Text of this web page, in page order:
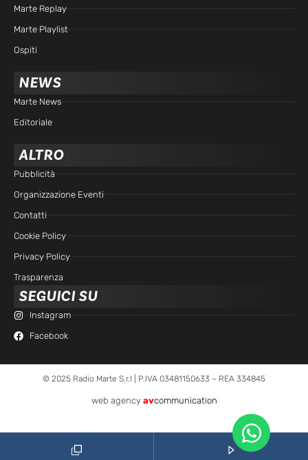
Marte Replay
Marte Playlist
Ospiti
NEWS
Marte News
Editoriale
ALTRO
Pubblicità
Organizzazione Eventi
Contatti
Cookie Policy
Privacy Policy
Trasparenza
SEGUICI SU
Instagram
Facebook
© 2025 Radio Marte S.r.l | P.IVA 03481150633 – REA 334845
web agency avcommunication